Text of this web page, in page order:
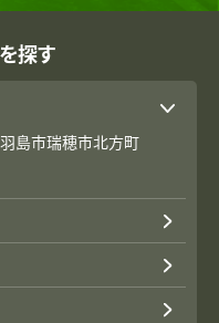
探す
羽島市瑞穂市北方町